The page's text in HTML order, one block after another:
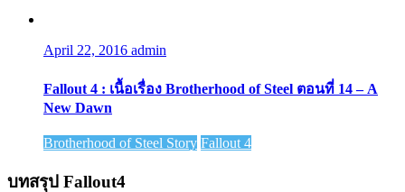
April 22, 2016 admin
Fallout 4 : เนื้อเรื่อง Brotherhood of Steel ตอนที่ 14 – A
New Dawn
Brotherhood of Steel Story Fallout 4
บทสรุป Fallout4